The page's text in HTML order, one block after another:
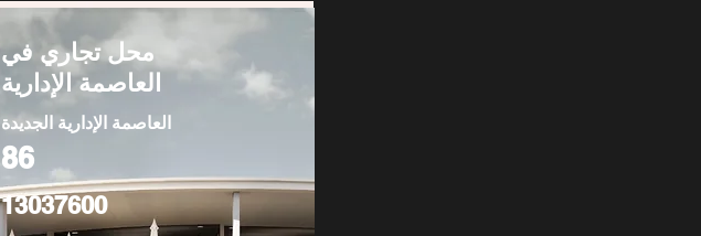
محل تجاري في
العاصمة الإدارية
العاصمة الإدارية الجديدة
86
13037600